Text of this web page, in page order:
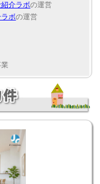
介ラボの運営
ラボの運営